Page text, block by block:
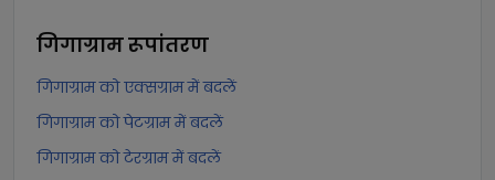
गिगाग्रामरूपांतरण
गिगाग्राम को एक्सग्राम में बदलें
गिगाग्राम को पेटग्राम में बदलें
गिगाग्राम को टेरग्राम में बदलें